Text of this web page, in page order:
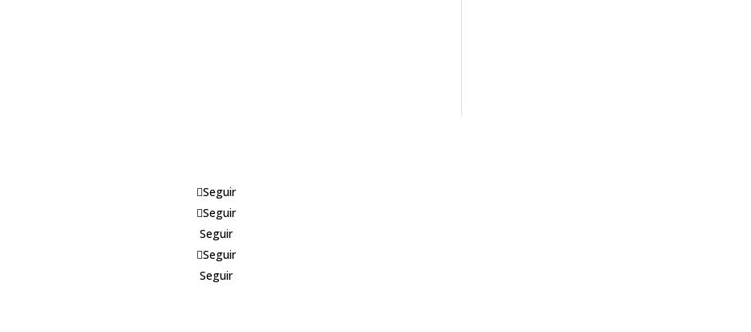
Seguir
Seguir
Seguir
Seguir
Seguir